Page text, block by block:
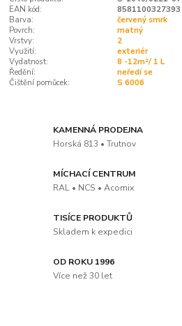
EAN kód:
8581100327393
Barva:
červený smrk
Povrch:
matný
Vrstvy:
2
Využití:
exteriér
Vydatnost:
8 -12m²/ 1 L
Ředění:
neředí se
Čištění pomůcek:
S 6006
KAMENNÁ PRODEJNA
Horská 813 • Trutnov
MÍCHACÍ CENTRUM
RAL • NCS • Acomix
TISÍCE PRODUKTŮ
Skladem k expedici
OD ROKU 1996
Více než 30 let